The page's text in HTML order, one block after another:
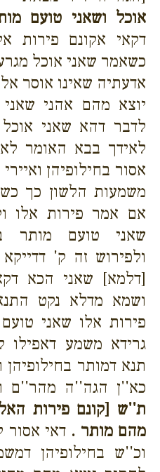
אוכל ושאני טועם
דקאי אקונם פירות
כשאמר שאני אוכל
אדעתיה שאינו אוסר
יוצא מהם אהני
לדבר דהא שאני
לאידך בבא האומר
אסור בחילופיהן
משמעות הלשון כך
אם אמר פירות אלו
שאני טועם מותר
ולפירוש זה ק'
[דלמא] שאני הכא
ושמא מדלא נקט
פירות אלו שאני
גרידא משמע דאפילו
תנא דמותר
כא''ן הגה''ה מהר''ם
ת''ש [קונם פירות
מהם מותר . דאי אסור
וכ''ש בחילופיהן